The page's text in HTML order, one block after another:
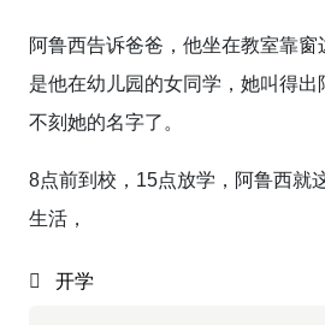
阿鲁西告诉爸爸，他坐在教室靠
是他在幼儿园的女同学，她叫得
不刻她的名字了。
8点前到校，15点放学，阿鲁西就
生活，
开学